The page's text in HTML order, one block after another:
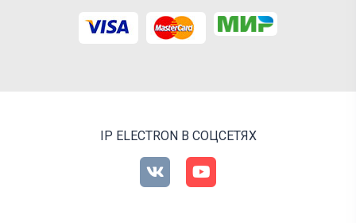
IP ELECTRON В СОЦСЕТЯХ